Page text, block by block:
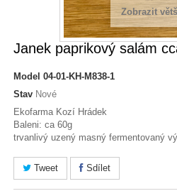
Zobrazit
Janek paprikový salám
Model 04-01-KH-M838-1
Stav Nové
Ekofarma Kozí Hrádek
Baleni: ca 60g
trvanlivý uzený masný fermentovaný
Tweet Sdílet